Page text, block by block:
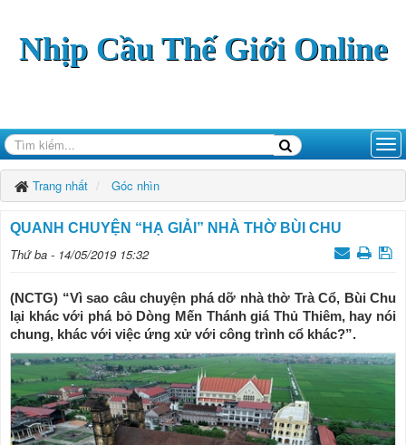
Nhịp Cầu Thế Giới Online
Trang nhất Góc nhìn
QUANH CHUYỆN “HẠ GIẢI” NHÀ THỜ BÙI CHU
Thứ ba - 14/05/2019 15:32
(NCTG) “Vì sao câu chuyện phá dỡ nhà thờ Trà Cổ, Bùi Chu
lại khác với phá bỏ Dòng Mến Thánh giá Thủ Thiêm, hay nói
chung, khác với việc ứng xử với công trình cổ khác?”.